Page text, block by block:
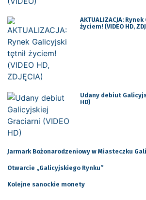
AKTUALIZACJA:
życiem! (VIDEO HD,
Udany debiut
HD)
Jarmark Bożonarodzeniowy w Miasteczku
Otwarcie „Galicyjskiego Rynku”
Kolejne sanockie monety